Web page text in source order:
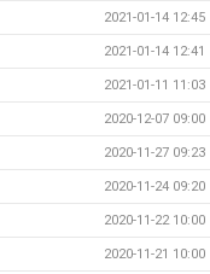
2021-01-14 12:45
2021-01-14 12:41
2021-01-11 11:03
2020-12-07 09:00
2020-11-27 09:23
2020-11-24 09:20
2020-11-22 10:00
2020-11-21 10:00